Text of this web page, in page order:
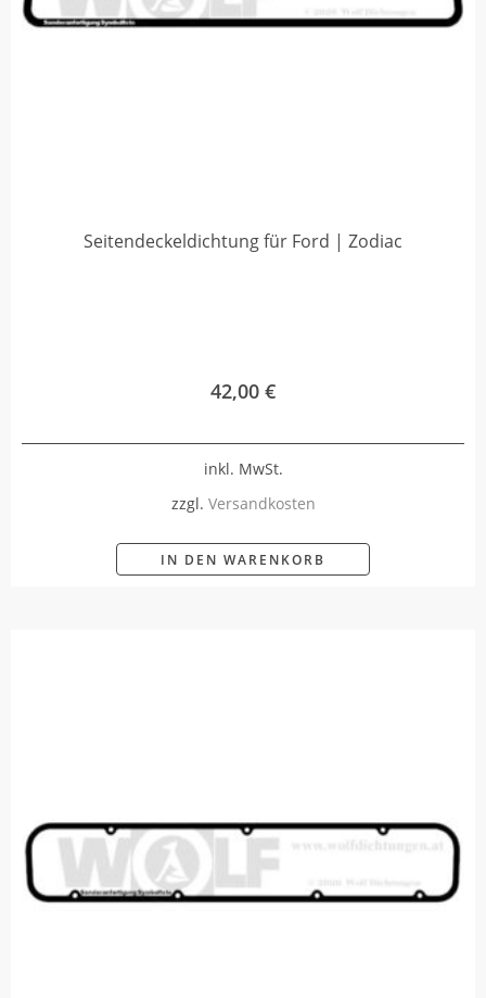
Seitendeckeldichtung für Ford | Zodiac
42,00 €
inkl. MwSt.
zzgl. Versandkosten
IN DEN WARENKORB